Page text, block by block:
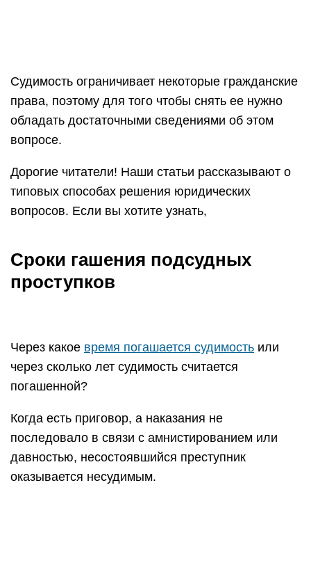
Судимость ограничивает некоторые гражданские
права, поэтому для того чтобы снять ее нужно
обладать достаточными сведениями об этом
вопросе.
Дорогие читатели! Наши статьи рассказывают о
типовых способах решения юридических
вопросов. Если вы хотите узнать,
Сроки гашения подсудных
проступков
Через какое время погашается судимость или
через сколько лет судимость считается
погашенной?
Когда есть приговор, а наказания не
последовало в связи с амнистированием или
давностью, несостоявшийся преступник
оказывается несудимым.